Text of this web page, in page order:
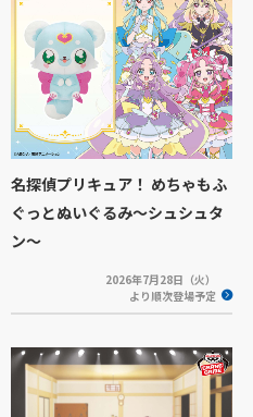
名探偵プリキュア！ めちゃもふ
ぐっとぬいぐるみ～シュシュタ
ン～
2026年7月28日（火）
より順次登場予定